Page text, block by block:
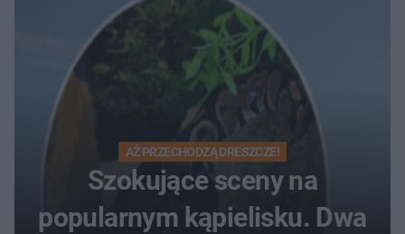
AŻ PRZECHODZĄ DRESZCZE!
Szokujące sceny na
popularnym kąpielisku. Dwa